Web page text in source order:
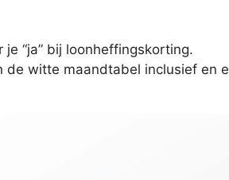
“ja” bij loonheffingskorting.
witte maandtabel inclusief en